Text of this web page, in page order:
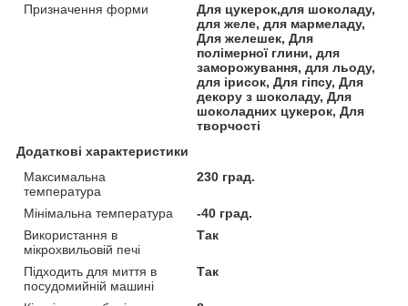
Призначення форми
Для цукерок,для шоколаду,
для желе, для мармеладу,
Для желешек, Для
полімерної глини, для
заморожування, для льоду,
для ірисок, Для гіпсу, Для
декору з шоколаду, Для
шоколадних цукерок, Для
творчості
Додаткові характеристики
Максимальна
температура
230 град.
Мінімальна температура
-40 град.
Використання в
мікрохвильовій печі
Так
Підходить для миття в
посудомийній машині
Так